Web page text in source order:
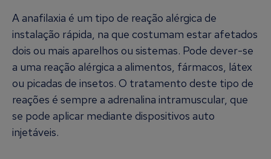
A anafilaxia é um tipo de reação alérgica de
instalação rápida, na que costumam estar afetados
dois ou mais aparelhos ou sistemas. Pode dever-se
a uma reação alérgica a alimentos, fármacos, látex
ou picadas de insetos. O tratamento deste tipo de
reações é sempre a adrenalina intramuscular, que
se pode aplicar mediante dispositivos auto
injetáveis.